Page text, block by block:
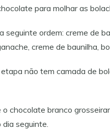
para molhar as
seguinte ordem: creme de
creme de baunilha,
não tem camada de
o chocolate branco
seguinte.